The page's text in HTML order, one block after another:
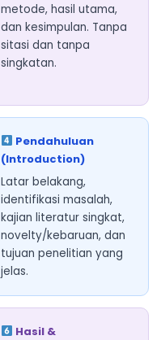
metode, hasil utama,
dan kesimpulan. Tanpa
sitasi dan tanpa
singkatan.
Pendahuluan
(Introduction)
Latar belakang,
identifikasi masalah,
kajian literatur singkat,
novelty/kebaruan, dan
tujuan penelitian yang
jelas.
Hasil &